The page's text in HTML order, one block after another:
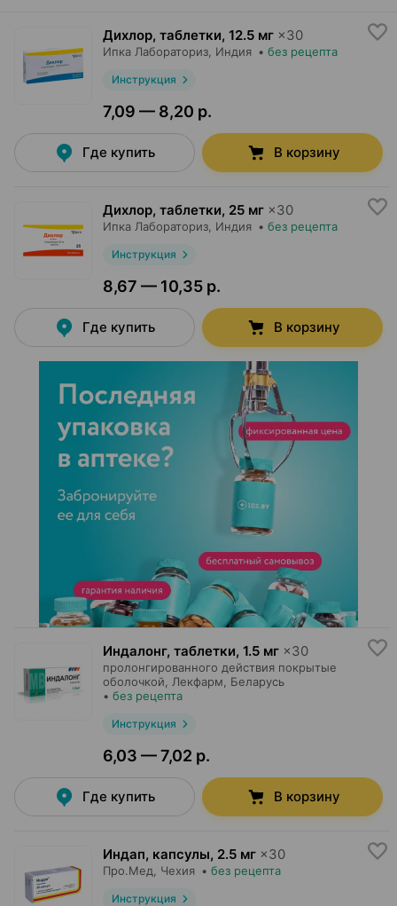
Дихлор, таблетки, 12.5 мг ×30
Ипка Лабораториз , Индия • без рецепта
Инструкция
7,09 — 8,20 р.
Где купить В корзину
Дихлор, таблетки, 25 мг ×30
Ипка Лабораториз , Индия • без рецепта
Инструкция
8,67 — 10,35 р.
Где купить В корзину
Индалонг, таблетки, 1.5 мг ×30
пролонгированного действия покрытые
оболочкой,
Лекфарм , Беларусь
• без рецепта
Инструкция
6,03 — 7,02 р.
Где купить В корзину
Индап, капсулы, 2.5 мг ×30
Про.Мед , Чехия • без рецепта
Инструкция